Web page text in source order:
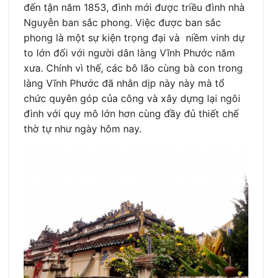
đến tận năm 1853, đình mới được triều đình nhà
Nguyễn ban sắc phong. Việc được ban sắc
phong là một sự kiện trọng đại và niềm vinh dự
to lớn đối với người dân làng Vĩnh Phước năm
xưa. Chính vì thế, các bô lão cùng bà con trong
làng Vĩnh Phước đã nhân dịp này này mà tổ
chức quyên góp của công và xây dựng lại ngôi
đình với quy mô lớn hơn cùng đầy đủ thiết chế
thờ tự như ngày hôm nay.